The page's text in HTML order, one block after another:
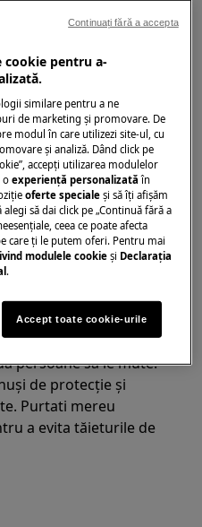
mutați
grele
persoane să le mute.
de protecție și
Purtati mereu
a evita tăieturile de
cookie pentru a-
similare pentru a ne
de marketing și promovare. De
modul în care utilizezi site-ul, cu
și analiză. Dând click pe
accepţi utilizarea modulelor
oexperienţă personalizată în
oferte speciale și să îţi afișăm
să dai click pe „Continuă fără a
ceea ce poate afecta
care ţi le putem oferi. Pentru mai
modulele cookie și Declaraţia
.
Accept toate cookie-urile
Continuați fără a accepta